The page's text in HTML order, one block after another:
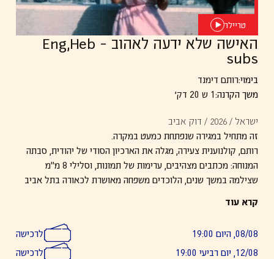
טריילר
האישה שלא ידעה לאהוב – Eng,Heb
subs
בימוי:רותם דימנד
משך הקרנה:1 ש 20 דק׳
ישראל / 2026 / דוק אביב
זה מתחיל במגירה שנפתחת כמעט במקרה.
רותם, קולנוענית צעירה, מגלה את הארכיון הסודי של יהודית, סבתה
המנוחה: מכתבים מצהיבים, ערימות של תמונות, וסלילי 8 מ"מ
שצילמה במשך שנים, הלוכדים משפחה מאושרת לכאורה בתל אביב
היא מתרגשת מהאוצר בזמן שאימה ורדה מתנגדת. היא אף פעם לא
רותם מקרינה לאמה את החומרים וסוחפת אותה לשיחה מצחיקה וכנה
עד כאב, בה היא מתעקשת לייצר השלמה בין השתיים. הזיכרון והתיעוד
קרא עוד
08/08, היום 19:00
לרכישה
12/08, יום רביעי 19:00
לרכישה